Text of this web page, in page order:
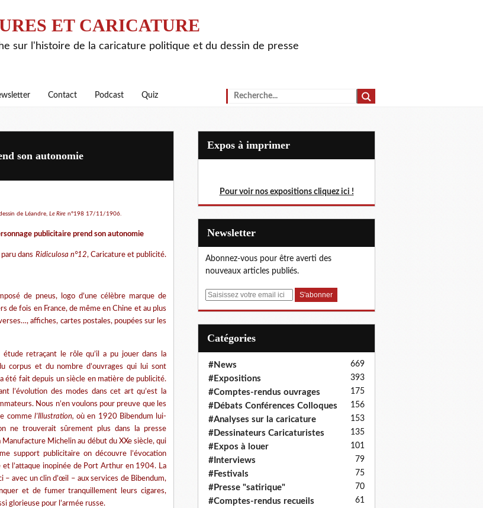
ET CARICATURE
sur l'histoire de la caricature politique et du dessin de presse
Contact Podcast Quiz
son autonomie
de Léandre, Le Rire n°198 17/11/1906.
publicitaire prend son autonomie
dans Ridiculosa n°12, Caricature et publicité.
de pneus, logo d’une célèbre marque de
de fois en France, de même en Chine et au plus
affiches, cartes postales, poupées sur les
étude retraçant le rôle qu’il a pu jouer dans la
corpus et du nombre d’ouvrages qui lui sont
été fait depuis un siècle en matière de publicité.
l’évolution des modes dans cet art qu’est la
Nous n’en voulons pour preuve que les
comme l’Illustration, où en 1920 Bibendum lui-
ne trouverait sûrement plus dans la presse
Michelin au début du XXe siècle, qui
support publicitaire on découvre l’évocation
l’attaque inopinée de Port Arthur en 1904. La
– avec un clin d’œil – aux services de Bibendum,
et de fumer tranquillement leurs cigares,
glorieuse pour l’armée russe.
Expos à imprimer
Pour voir nos expositions cliquez ici !
Newsletter
Abonnez-vous pour être averti des
nouveaux articles publiés.
E
Catégories
#News 669
#Expositions 393
#Comptes-rendus ouvrages 175
#Débats Conférences Colloques 156
#Analyses sur la caricature 153
#Dessinateurs Caricaturistes 135
#Expos à louer 101
#Interviews 79
#Festivals 75
#Presse "satirique" 70
#Comptes-rendus recueils 61